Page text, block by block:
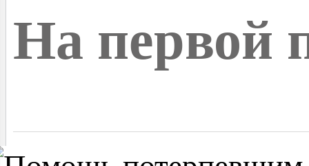
На первой